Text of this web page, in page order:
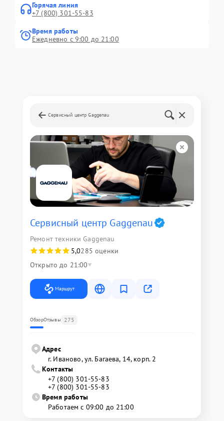
Горячая линия
+7 (800) 301-55-83
Время работы
Ежедневно с 9:00 до 21:00
Сервисный центр Gaggenau
Сервисный центр Gaggenau
Ремонт техники Gaggenau
5,0285 оценки
Открыто до 21:00
Маршрут
ОбзорОтзывы 275
Адрес
г. Иваново, ул. Багаева, 14, корп. 2
Контакты
+7 (800) 301-55-83
+7 (800) 301-55-83
Время работы
Работаем с 09:00 до 21:00